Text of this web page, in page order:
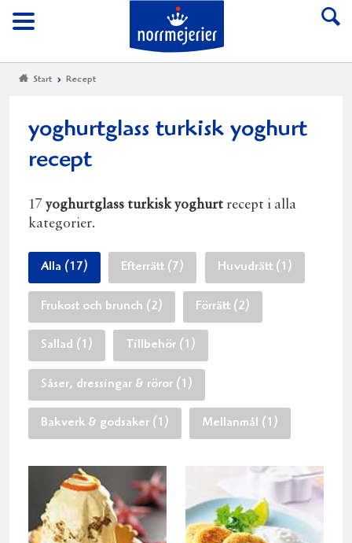
Meny
Till Norrmejerier
Start Recept
yoghurtglass turkisk yoghurt
recept
17 yoghurtglass turkisk yoghurt recept i alla
kategorier.
Alla (17) Efterrätt (7) Huvudrätt (1)
Frukost och brunch (2) Förrätt (2)
Sallad (1) Tillbehör (1)
Såser, dressingar & röror (1)
Bakverk & godsaker (1) Mellanmål (1)